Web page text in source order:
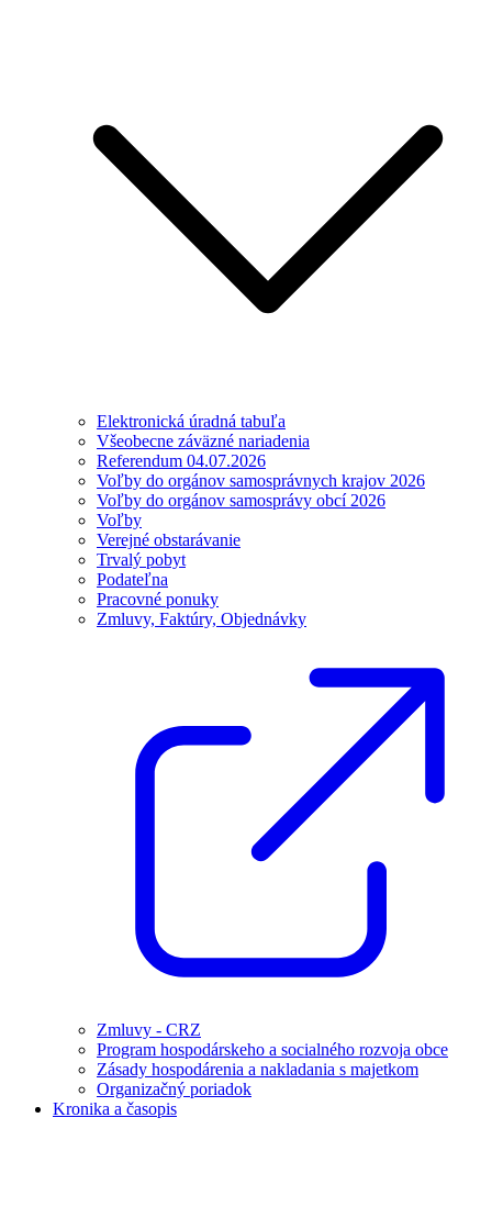
Elektronická úradná tabuľa
Všeobecne záväzné nariadenia
Referendum 04.07.2026
Voľby do orgánov samosprávnych krajov 2026
Voľby do orgánov samosprávy obcí 2026
Voľby
Verejné obstarávanie
Trvalý pobyt
Podateľna
Pracovné ponuky
Zmluvy, Faktúry, Objednávky
Zmluvy - CRZ
Program hospodárskeho a socialného rozvoja obce
Zásady hospodárenia a nakladania s majetkom
Organizačný poriadok
Kronika a časopis